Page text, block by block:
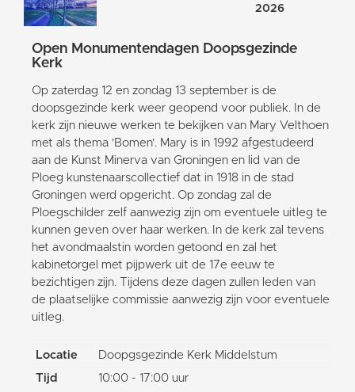
2026
Open Monumentendagen Doopsgezinde
Kerk
Op zaterdag 12 en zondag 13 september is de
doopsgezinde kerk weer geopend voor publiek. In de
kerk zijn nieuwe werken te bekijken van Mary Velthoen
met als thema 'Bomen'. Mary is in 1992 afgestudeerd
aan de Kunst Minerva van Groningen en lid van de
Ploeg kunstenaarscollectief dat in 1918 in de stad
Groningen werd opgericht. Op zondag zal de
Ploegschilder zelf aanwezig zijn om eventuele uitleg te
kunnen geven over haar werken. In de kerk zal tevens
het avondmaalstin worden getoond en zal het
kabinetorgel met pijpwerk uit de 17e eeuw te
bezichtigen zijn. Tijdens deze dagen zullen leden van
de plaatselijke commissie aanwezig zijn voor eventuele
uitleg.
Locatie
Doopgsgezinde Kerk Middelstum
Tijd
10:00 - 17:00 uur